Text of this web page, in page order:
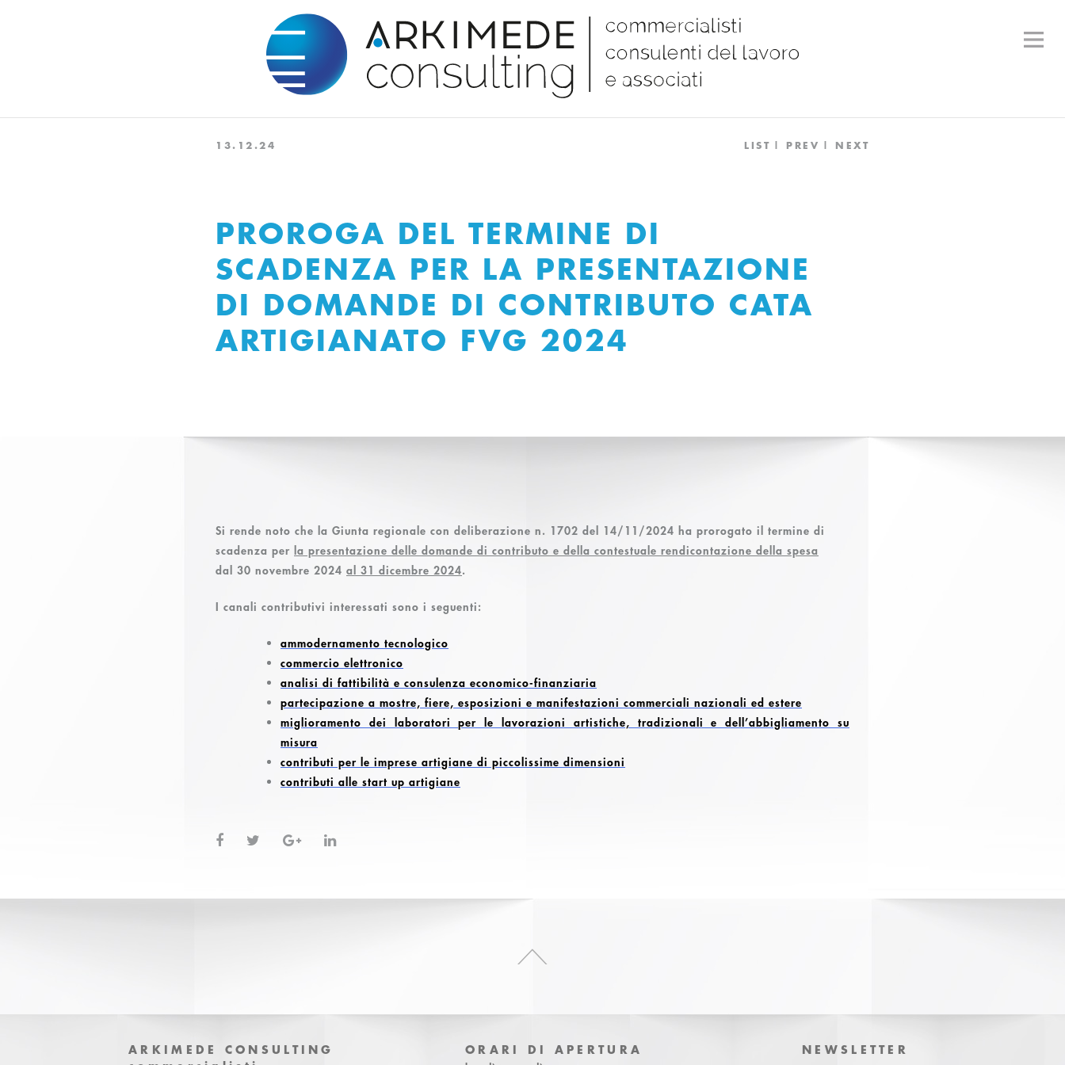
13.12.24
PROROGA DEL TERMINE DI
SCADENZA PER LA PRESENTAZIONE
DI DOMANDE DI CONTRIBUTO CATA
ARTIGIANATO FVG 2024
LIST PREV NEXT
Si rende noto che la Giunta regionale con deliberazione n. 1702 del 14/11/2024 ha prorogato il termine di
scadenza per la presentazione delle domande di contributo e della contestuale rendicontazione della spesa
dal 30 novembre 2024 al 31 dicembre 2024.
I canali contributivi interessati sono i seguenti:
ammodernamento tecnologico
commercio elettronico
analisi di fattibilità e consulenza economico-finanziaria
partecipazione a mostre, fiere, esposizioni e manifestazioni commerciali nazionali ed estere
miglioramento dei laboratori per le lavorazioni artistiche, tradizionali e dell’abbigliamento su
misura
contributi per le imprese artigiane di piccolissime dimensioni
contributi alle start up artigiane
ARKIMEDE CONSULTING
ORARI DI APERTURA NEWSLETTER